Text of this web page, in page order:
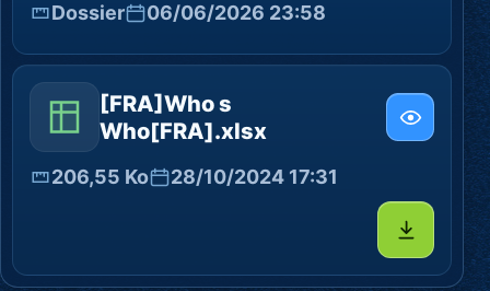
Dossier 06/06/2026 23:58
[FRA]Who s
Who[FRA].xlsx
206,55 Ko 28/10/2024 17:31